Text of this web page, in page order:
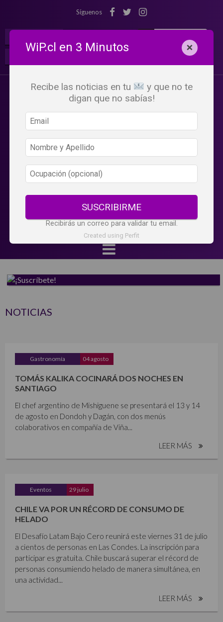
Síguenos
NOTICIAS
Gastronomía 04 agosto
TOMÁS KALIKA COCINARÁ DOS NOCHES EN
SANTIAGO
El chef argentino de Mishiguene se presentará el 13 y 14
de agosto en Dondoh y Dagán, con dos menús
colaborativos en compañía de Viña...
LEER MÁS
Eventos 29 julio
CHILE VA POR UN RÉCORD DE CONSUMO DE
HELADO
El Desafío Latam Bajo Cero reunirá este viernes 31 de julio
a cientos de personas en Las Condes. La inscripción para
participar es gratuita. Chile buscará superar el récord de
personas consumiendo helado de manera simultánea, en
una actividad...
LEER MÁS
WiP.cl en 3 Minutos ×
Recibe las noticias en tu
y que no te
digan que no sabías!
SUSCRIBIRME
Recibirás un correo para validar tu email.
Created using Perfit